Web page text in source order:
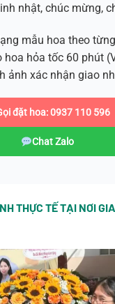
nhật, chúc mừng,
mẫu hoa theo
hoa hỏa tốc 60 phút
ảnh xác nhận giao
đặt hoa: 0937 110 596
Chat Zalo
THỰC TẾ TẠI NƠI